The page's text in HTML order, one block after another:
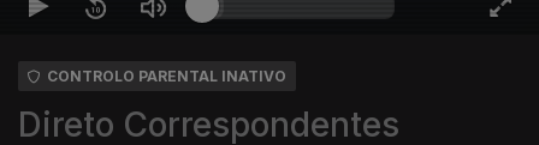
CONTROLO PARENTAL INATIVO
Direto Correspondentes